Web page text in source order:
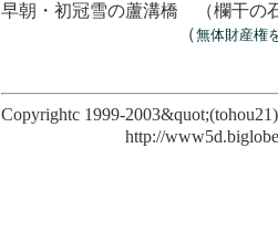
早朝・初冠雪の蘆溝橋 （欄干の
（無体財産権
Copyrightc 1999-
http://